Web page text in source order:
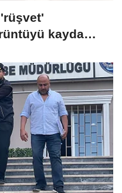
kayda